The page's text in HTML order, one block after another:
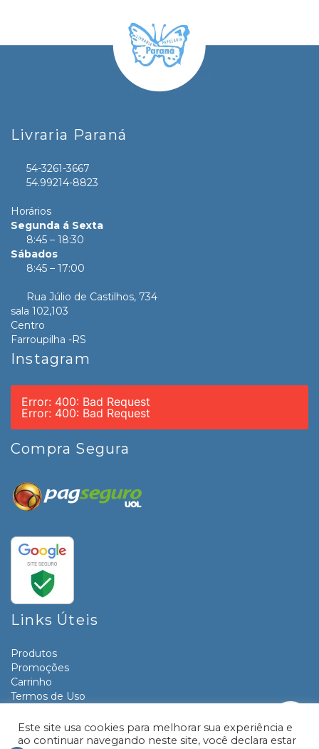
Livraria Paraná
54-3261-3667
54.99214-8823
Horários
Segunda á Sexta
8:45 – 18:30
Sábados
8:45 – 17:00
Rua Júlio de Castilhos, 734
sala 102,103
Centro
Farroupilha -RS
Instagram
Error: 400: Bad Request
Error: 400: Bad Request
Compra Segura
Links Úteis
Produtos
Promoções
Carrinho
Termos de Uso
Contato
Este site usa cookies para melhorar sua experiência e
ao continuar navegando neste site, você declara estar